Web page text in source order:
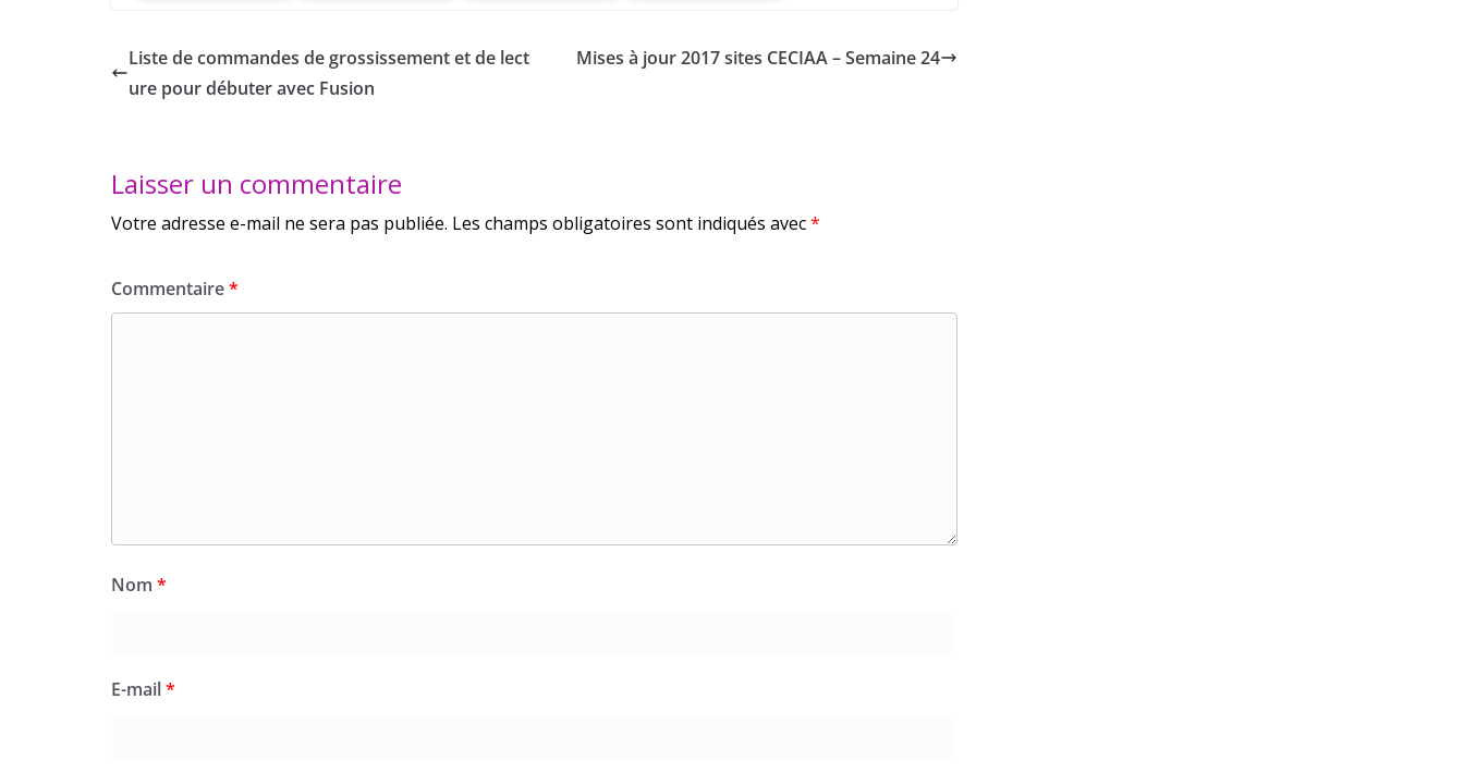
Liste de commandes de grossissement et de lect
ure pour débuter avec Fusion
Mises à jour 2017 sites CECIAA – Semaine 24
Laisser un commentaire
Votre adresse e-mail ne sera pas publiée. Les champs obligatoires sont indiqués avec*
Commentaire*
Nom *
E-mail*